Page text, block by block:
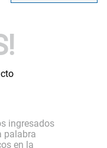
ingresados
palabra
en la